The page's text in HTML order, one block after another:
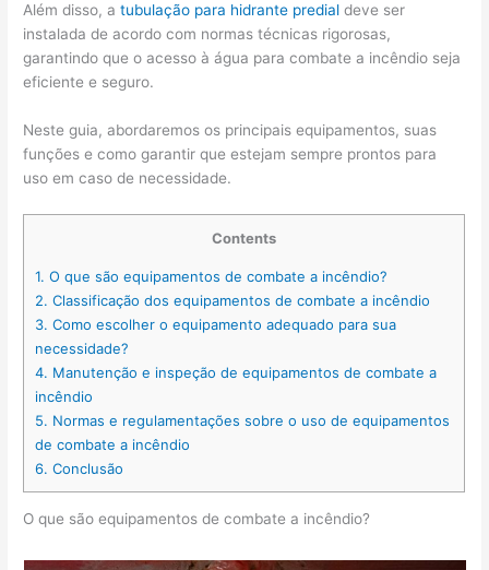
Além disso, atubulação para hidrante predial deve ser
instalada de acordo com normas técnicas rigorosas,
garantindo que o acesso à água para combate a incêndio seja
eficiente e seguro.
Neste guia, abordaremos os principais equipamentos, suas
funções e como garantir que estejam sempre prontos para
uso em caso de necessidade.
Contents
1. O que são equipamentos de combate a incêndio?
2. Classificação dos equipamentos de combate a incêndio
3. Como escolher o equipamento adequado para sua
necessidade?
4. Manutenção e inspeção de equipamentos de combate a
incêndio
5. Normas e regulamentações sobre o uso de equipamentos
de combate a incêndio
6. Conclusão
O que são equipamentos de combate a incêndio?